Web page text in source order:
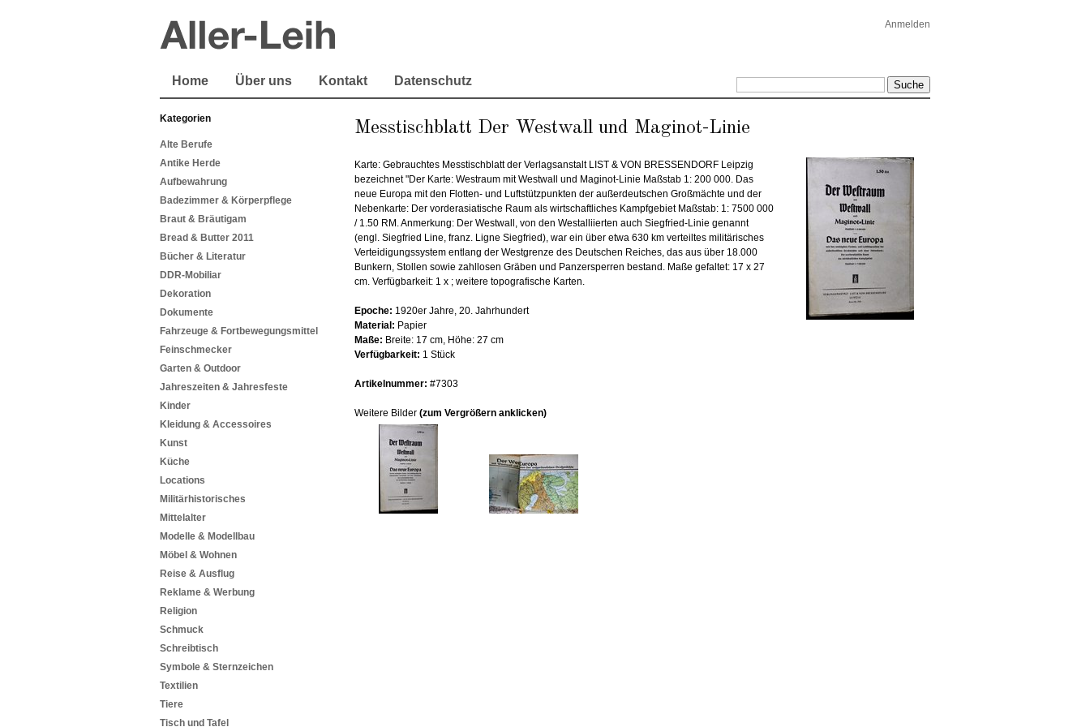
Anmelden
Home Über uns Kontakt Datenschutz
Kategorien
Alte Berufe
Antike Herde
Aufbewahrung
Badezimmer & Körperpflege
Braut & Bräutigam
Bread & Butter 2011
Bücher & Literatur
DDR-Mobiliar
Dekoration
Dokumente
Fahrzeuge & Fortbewegungsmittel
Feinschmecker
Garten & Outdoor
Jahreszeiten & Jahresfeste
Kinder
Kleidung & Accessoires
Kunst
Küche
Locations
Militärhistorisches
Mittelalter
Modelle & Modellbau
Möbel & Wohnen
Reise & Ausflug
Reklame & Werbung
Religion
Schmuck
Schreibtisch
Symbole & Sternzeichen
Textilien
Tiere
Tisch und Tafel
Messtischblatt Der Westwall und Maginot-Linie
Karte: Gebrauchtes Messtischblatt der Verlagsanstalt LIST & VON BRESSENDORF Leipzig
bezeichnet "Der Karte: Westraum mit Westwall und Maginot-Linie Maßstab 1: 200 000. Das
neue Europa mit den Flotten- und Luftstützpunkten der außerdeutschen Großmächte und der
Nebenkarte: Der vorderasiatische Raum als wirtschaftliches Kampfgebiet Maßstab: 1: 7500 000
/ 1.50 RM. Anmerkung: Der Westwall, von den Westalliierten auch Siegfried-Linie genannt
(engl. Siegfried Line, franz. Ligne Siegfried), war ein über etwa 630 km verteiltes militärisches
Verteidigungssystem entlang der Westgrenze des Deutschen Reiches, das aus über 18.000
Bunkern, Stollen sowie zahllosen Gräben und Panzersperren bestand. Maße gefaltet: 17 x 27
cm. Verfügbarkeit: 1 x ; weitere topografische Karten.
Epoche: 1920er Jahre, 20. Jahrhundert
Material: Papier
Maße: Breite: 17 cm, Höhe: 27 cm
Verfügbarkeit: 1 Stück
Artikelnummer: #7303
Weitere Bilder (zum Vergrößern anklicken)